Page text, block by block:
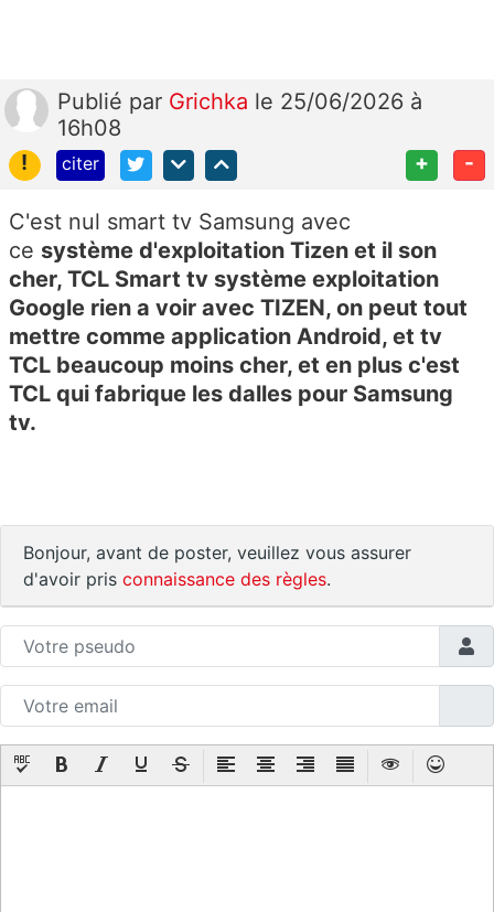
Publié par Grichka le 25/06/2026 à
16h08
!
citer + -
C'est nul smart tv Samsung avec
ce système d'exploitation Tizen et il son
cher, TCL Smart tv système exploitation
Google rien a voir avec TIZEN, on peut tout
mettre comme application Android, et tv
TCL beaucoup moins cher, et en plus c'est
TCL qui fabrique les dalles pour Samsung
tv.
Bonjour, avant de poster, veuillez vous assurer
d'avoir pris connaissance des règles.